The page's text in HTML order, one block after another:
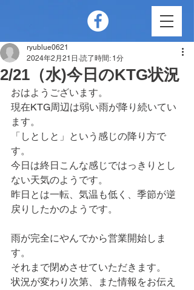
2/21（水)今日のKTG状況
ryublue0621
2024年2月21日 読了時間: 1分
おはようございます。
現在KTG周辺は弱い雨が降り続いてい
ます。
「しとしと」という感じの降り方で
す。
今日は終日こんな感じではっきりとし
ない天気のようです。
昨日とは一転、気温も低く、季節が逆
戻りしたかのようです。
雨が完全にやんでから営業開始しま
す。
それまで閉めさせていただきます。
状況が変わり次第、また情報をお伝え